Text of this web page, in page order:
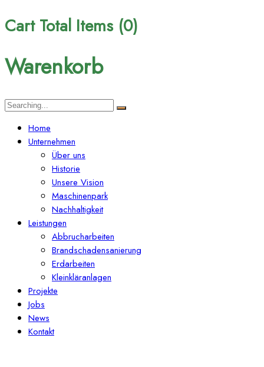
Cart Total Items (0)
Warenkorb
Search
Home
Unternehmen
Über uns
Historie
Unsere Vision
Maschinenpark
Nachhaltigkeit
Leistungen
Abbrucharbeiten
Brandschadensanierung
Erdarbeiten
Kleinkläranlagen
Projekte
Jobs
News
Kontakt